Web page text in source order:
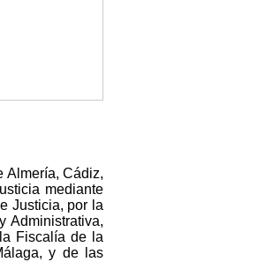
Almería, Cádiz,
mediante
Justicia, por la
Administrativa,
Fiscalía de la
y de las